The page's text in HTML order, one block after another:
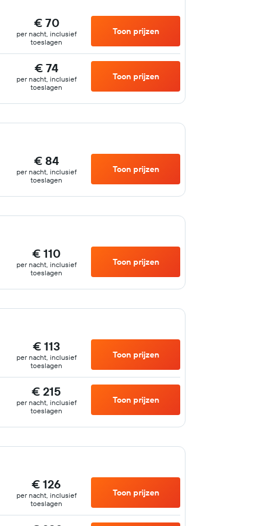
€ 70
per nacht, inclusief
toeslagen
Toon prijzen
€ 74
per nacht, inclusief
toeslagen
Toon prijzen
€ 84
per nacht, inclusief
toeslagen
Toon prijzen
€ 110
per nacht, inclusief
toeslagen
Toon prijzen
€ 113
per nacht, inclusief
toeslagen
Toon prijzen
€ 215
per nacht, inclusief
toeslagen
Toon prijzen
€ 126
per nacht, inclusief
toeslagen
Toon prijzen